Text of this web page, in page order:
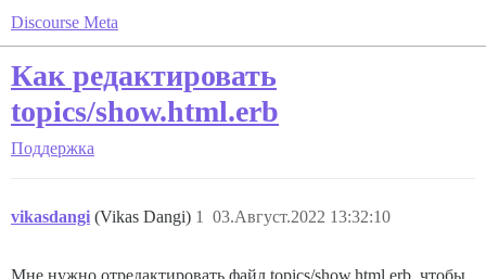
Discourse Meta
Как редактировать
topics/show.html.erb
Поддержка
vikasdangi (Vikas Dangi) 03.Август.2022 13:32:10
1
Мне нужно отредактировать файл topics/show.html.erb, чтобы